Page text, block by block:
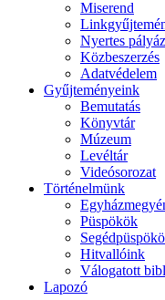
Miserend
Nyertes
Közbeszerzés
Adatvédelem
Gyűjteményeink
Bemutatás
Könyvtár
Múzeum
Levéltár
Videósorozat
Történelmünk
Püspökök
Hitvallóink
Válogatott
Lapozó